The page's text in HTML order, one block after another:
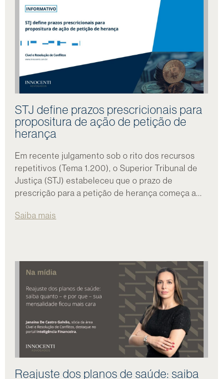
STJ define prazos prescricionais para
propositura de ação de petição de
herança
Em recente julgamento sob o rito dos recursos
repetitivos (Tema 1.200), o Superior Tribunal de
Justiça (STJ) estabeleceu que o prazo de
prescrição para a petição de herança começa a...
Saiba mais
Reajuste dos planos de saúde: saiba